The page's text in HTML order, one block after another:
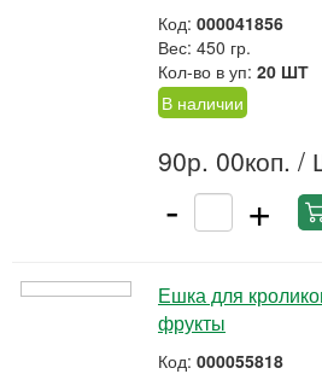
Код: 000041856
Вес: 450 гр.
Кол-во в уп: 20 ШТ
В наличии
90р. 00коп. /
- +
Ешка для
фрукты
Код: 000055818